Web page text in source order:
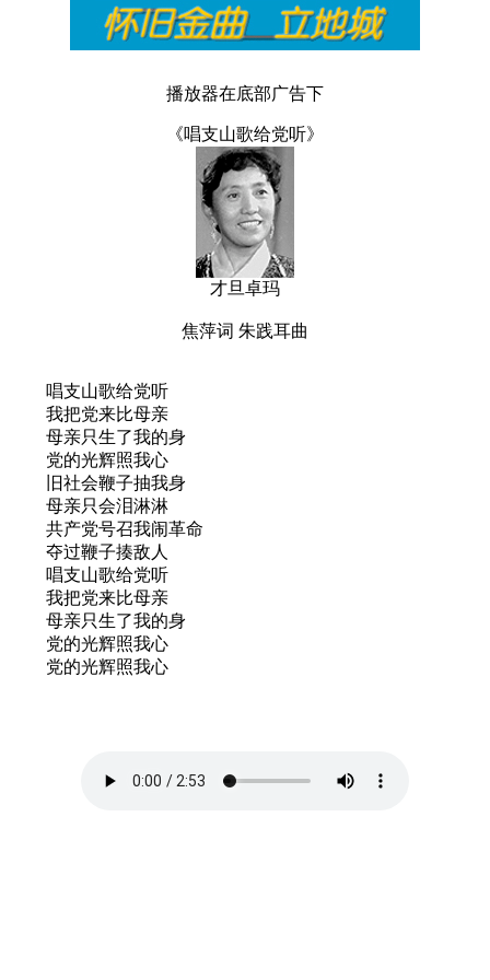
播放器在底部广告下
《唱支山歌给党听》
才旦卓玛
焦萍词 朱践耳曲
唱支山歌给党听
我把党来比母亲
母亲只生了我的身
党的光辉照我心
旧社会鞭子抽我身
母亲只会泪淋淋
共产党号召我闹革命
夺过鞭子揍敌人
唱支山歌给党听
我把党来比母亲
母亲只生了我的身
党的光辉照我心
党的光辉照我心